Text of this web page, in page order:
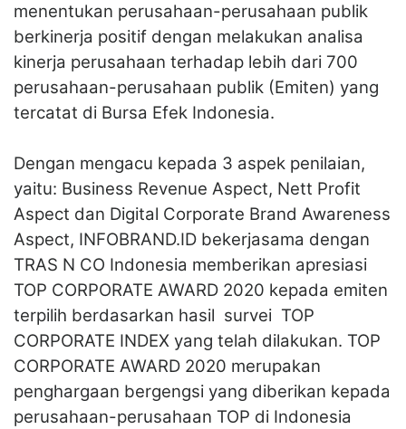
menentukan perusahaan-perusahaan publik
berkinerja positif dengan melakukan analisa
kinerja perusahaan terhadap lebih dari 700
perusahaan-perusahaan publik (Emiten) yang
tercatat di Bursa Efek Indonesia.
Dengan mengacu kepada 3 aspek penilaian,
yaitu: Business Revenue Aspect, Nett Profit
Aspect dan Digital Corporate Brand Awareness
Aspect, INFOBRAND.ID bekerjasama dengan
TRAS N CO Indonesia memberikan apresiasi
TOP CORPORATE AWARD 2020 kepada emiten
terpilih berdasarkan hasil survei TOP
CORPORATE INDEX yang telah dilakukan. TOP
CORPORATE AWARD 2020 merupakan
penghargaan bergengsi yang diberikan kepada
perusahaan-perusahaan TOP di Indonesia